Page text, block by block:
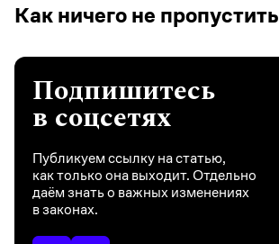
Как ничего не пропустить
Подпишитесь
в соцсетях
Публикуем ссылку на статью,
как только она выходит. Отдельно
даём знать о важных изменениях
в законах.